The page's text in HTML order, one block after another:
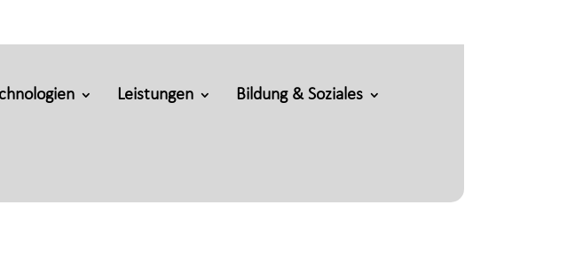
Leistungen Bildung & Soziales